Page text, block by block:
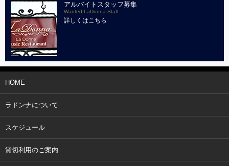
アルバイトスタッフ募集
Wanted LaDonna Staff
詳しくはこちら
HOME
ラドンナについて
スケジュール
貸切利用のご案内